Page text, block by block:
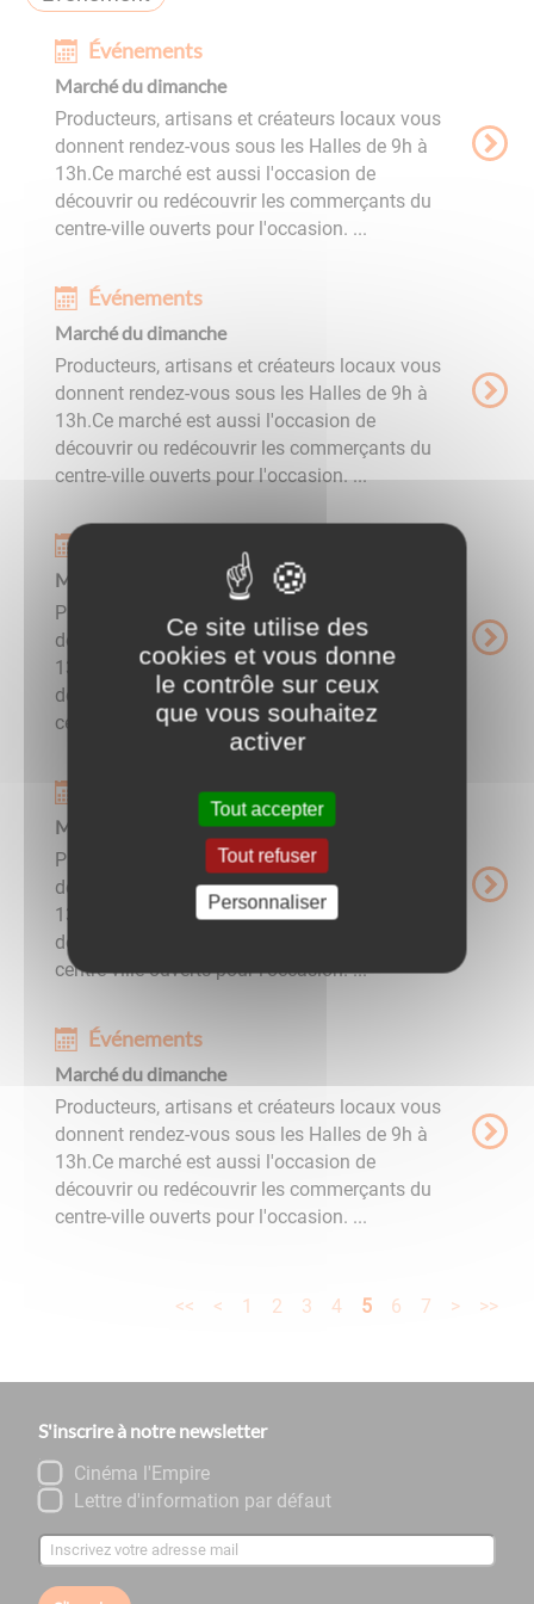
Événements
Marché du dimanche
Producteurs, artisans et créateurs locaux vous
donnent rendez-vous sous les Halles de 9h à
13h.Ce marché est aussi l'occasion de
découvrir ou redécouvrir les commerçants du
centre-ville ouverts pour l'occasion. ...
Événements
Marché du dimanche
Producteurs, artisans et créateurs locaux vous
donnent rendez-vous sous les Halles de 9h à
13h.Ce marché est aussi l'occasion de
découvrir ou redécouvrir les commerçants du
centre-ville ouverts pour l'occasion. ...
Marché du dimanche
Producteurs, artisans et créateurs locaux vous
donnent rendez-vous sous les Halles de 9h à
13h.Ce marché est aussi l'occasion de
découvrir ou redécouvrir les commerçants du
centre-ville ouverts pour l'occasion. ...
Événements
Marché du dimanche
Producteurs, artisans et créateurs locaux vous
donnent rendez-vous sous les Halles de 9h à
13h.Ce marché est aussi l'occasion de
découvrir ou redécouvrir les commerçants du
centre-ville ouverts pour l'occasion. ...
Événements
Marché du dimanche
Producteurs, artisans et créateurs locaux vous
donnent rendez-vous sous les Halles de 9h à
13h.Ce marché est aussi l'occasion de
découvrir ou redécouvrir les commerçants du
centre-ville ouverts pour l'occasion. ...
<< < 1 2 3 4 5 6 7 > >>
S'inscrire à notre newsletter
Cinéma l'Empire
Lettre d'information par défaut
Ce site utilise des
cookies et vous donne
le contrôle sur ceux
que vous souhaitez
activer
Tout accepter
Tout refuser
Personnaliser